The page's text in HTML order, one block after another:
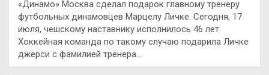
«Динамо» Москва сделал подарок главному тренеру
футбольных динамовцев Марцелу Личке. Сегодня, 17
июля, чешскому наставнику исполнилось 46 лет.
Хоккейная команда по такому случаю подарила Личке
джерси с фамилией тренера…